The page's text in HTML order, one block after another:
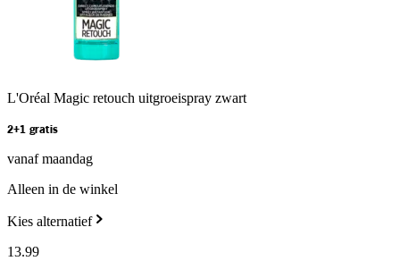
L'Oréal Magic retouch uitgroeispray zwart
2+1 gratis
vanaf maandag
Alleen in de winkel
Kies alternatief
13.99